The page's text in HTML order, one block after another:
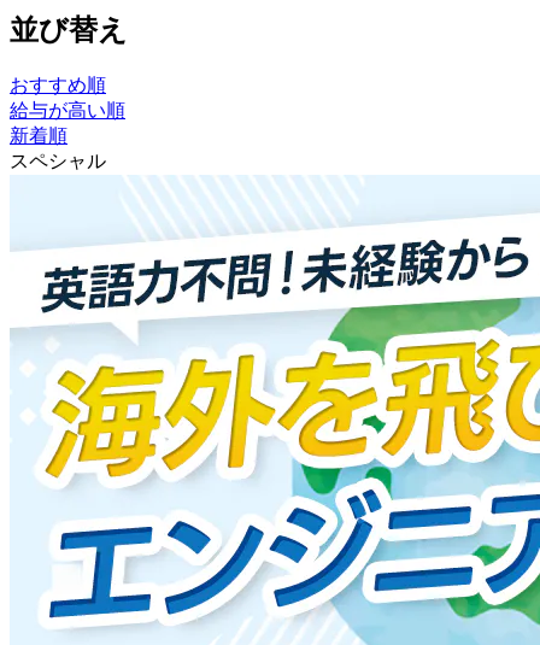
並び替え
おすすめ順
給与が高い順
新着順
スペシャル